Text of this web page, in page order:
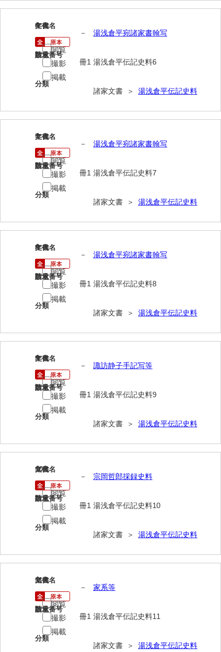
大中家文書（神奈川県）
大野毛利家文書
大村益次郎文書
大本氏収集文書
岡田家文書（徳地町）
岡田家文書（萩市）
岡田学収集史料
岡藤家文書
岡本家文書（周防大島町）
小川家文書
小川五郎収集史料
尾崎家文書
尾崎家文書（防府市）
小沢太郎文書
小田家文書（山口市吉敷）
小田家文書（柳井市金屋）
小田家文書（柳井市和田）
小田家文書（山口市下小鯖）
影山家文書
鹿島家文書
梶山家文書
鍛冶利吉文書
堅田家文書（山口市）
堅田家文書（山口市２）
片山家文書（阿東町）
片山家文書（下関市豊浦）
片山家文書（美和町）
6
文書名
湯浅倉平宛諸家書翰写
請求番号
湯浅倉平伝記史料6
分類
諸家文書 ＞ 湯浅倉平伝記史料
年代
－
数量
冊1
閲覧
撮影
掲載
7
文書名
湯浅倉平宛諸家書翰写
請求番号
湯浅倉平伝記史料7
分類
諸家文書 ＞ 湯浅倉平伝記史料
年代
－
数量
冊1
閲覧
撮影
掲載
8
文書名
湯浅倉平宛諸家書翰写
請求番号
湯浅倉平伝記史料8
分類
諸家文書 ＞ 湯浅倉平伝記史料
年代
－
数量
冊1
閲覧
撮影
掲載
9
文書名
諏訪静子手記写等
請求番号
湯浅倉平伝記史料9
分類
諸家文書 ＞ 湯浅倉平伝記史料
年代
－
数量
冊1
閲覧
撮影
掲載
10
文書名
宗岡哲郎採録史料
請求番号
湯浅倉平伝記史料10
分類
諸家文書 ＞ 湯浅倉平伝記史料
年代
－
数量
冊1
閲覧
撮影
掲載
11
文書名
家系等
請求番号
湯浅倉平伝記史料11
分類
諸家文書 ＞ 湯浅倉平伝記史料
年代
－
数量
冊1
閲覧
撮影
掲載